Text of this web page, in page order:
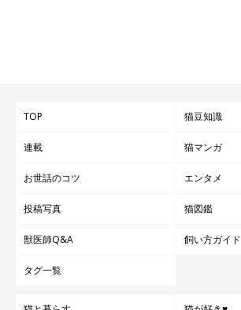
TOP 猫豆知識
連載 猫マンガ
お世話のコツ エンタメ
投稿写真 猫図鑑
獣医師Q&A 飼い方ガイド
タグ一覧